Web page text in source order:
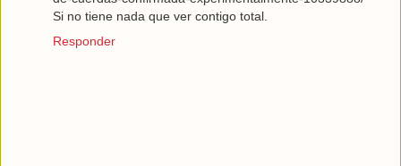
Si no tiene nada que ver contigo total.
Responder